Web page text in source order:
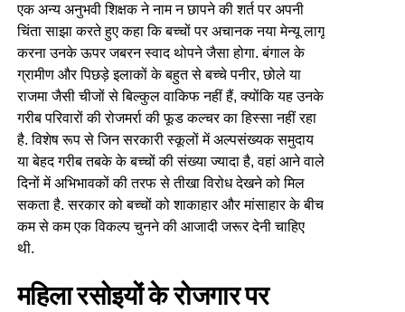
एक अन्य अनुभवी शिक्षक ने नाम न छापने की शर्त पर अपनी
चिंता साझा करते हुए कहा कि बच्चों पर अचानक नया मेन्यू लागू
करना उनके ऊपर जबरन स्वाद थोपने जैसा होगा. बंगाल के
ग्रामीण और पिछड़े इलाकों के बहुत से बच्चे पनीर, छोले या
राजमा जैसी चीजों से बिल्कुल वाकिफ नहीं हैं, क्योंकि यह उनके
गरीब परिवारों की रोजमर्रा की फूड कल्चर का हिस्सा नहीं रहा
है. विशेष रूप से जिन सरकारी स्कूलों में अल्पसंख्यक समुदाय
या बेहद गरीब तबके के बच्चों की संख्या ज्यादा है, वहां आने वाले
दिनों में अभिभावकों की तरफ से तीखा विरोध देखने को मिल
सकता है. सरकार को बच्चों को शाकाहार और मांसाहार के बीच
कम से कम एक विकल्प चुनने की आजादी जरूर देनी चाहिए
थी.
महिला रसोइयों के रोजगार पर